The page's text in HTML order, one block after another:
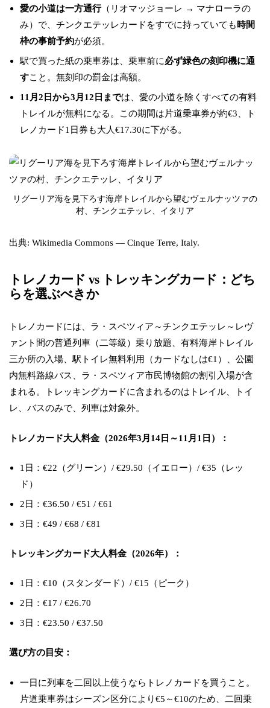
愛の小道は一方通行（リオマッジョーレ → マナローラの
み）で、チンクエテッレカードをすでに持っていても時間
枠の事前予約が必須。
駅で買った紙の乗車券は、乗車前に必ず緑色の刻印機に通
すこと。無刻印の罰金は高額。
11月2日から3月12日までは、愛の小道を除くすべての有料
トレイルが無料になる。この期間は片道乗車券が約€3、ト
レノカード1日券も大人€17.30に下がる。
リグーリア海を見下ろす海岸トレイルから望むヴェルナッツァの
村、チンクエテッレ、イタリア
出典: Wikimedia Commons — Cinque Terre, Italy.
トレノカード vs トレッキングカード：どち
らを選ぶべきか
トレノカードには、ラ・スペツィア～チンクエテッレ～レヴ
ァント間の普通列車（二等級）乗り放題、有料海岸トレイル
三か所の入場、駅トイレ無料利用（カードなしは€1）、公園
内無料路線バス、ラ・スペツィア市民博物館の割引入場が含
まれる。トレッキングカードに含まれるのはトレイル、トイ
レ、バスのみで、列車は対象外。
トレノカード大人料金（2026年3月14日～11月1日）：
1日：€22（グリーン）/ €29.50（イエロー）/ €35（レッ
ド）
2日：€36.50 / €51 / €61
3日：€49 / €68 / €81
トレッキングカード大人料金（2026年）：
1日：€10（スタンダード）/ €15（ピーク）
2日：€17 / €26.70
3日：€23.50 / €37.50
選び方の目安：
一日に列車を二回以上使うならトレノカードを買うこと。
片道乗車券はシーズン区分により€5～€10のため、二回乗